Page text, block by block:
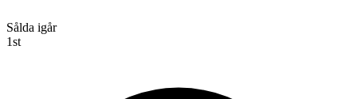
Sålda igår
1st